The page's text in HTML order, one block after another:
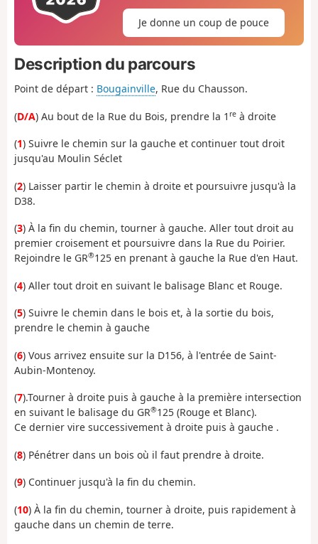
Je donne un coup de pouce
Description du parcours
Point de départ : Bougainville, Rue du Chausson.
(D/A) Au bout de la Rue du Bois, prendre la 1 re à droite
(1) Suivre le chemin sur la gauche et continuer tout droit
jusqu'au Moulin Séclet
(2) Laisser partir le chemin à droite et poursuivre jusqu'à la
D38.
(3) À la fin du chemin, tourner à gauche. Aller tout droit au
premier croisement et poursuivre dans la Rue du Poirier.
Rejoindre le GR®125 en prenant à gauche la Rue d'en Haut.
(4) Aller tout droit en suivant le balisage Blanc et Rouge.
(5) Suivre le chemin dans le bois et, à la sortie du bois,
prendre le chemin à gauche
(6) Vous arrivez ensuite sur la D156, à l'entrée de Saint-
Aubin-Montenoy.
(7).Tourner à droite puis à gauche à la première intersection
en suivant le balisage du GR®125 (Rouge et Blanc).
Ce dernier vire successivement à droite puis à gauche .
(8) Pénétrer dans un bois où il faut prendre à droite.
(9) Continuer jusqu'à la fin du chemin.
(10) À la fin du chemin, tourner à droite, puis rapidement à
gauche dans un chemin de terre.